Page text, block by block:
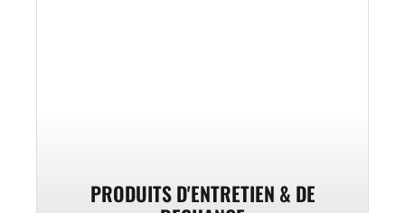
PRODUITS D'ENTRETIEN & DE